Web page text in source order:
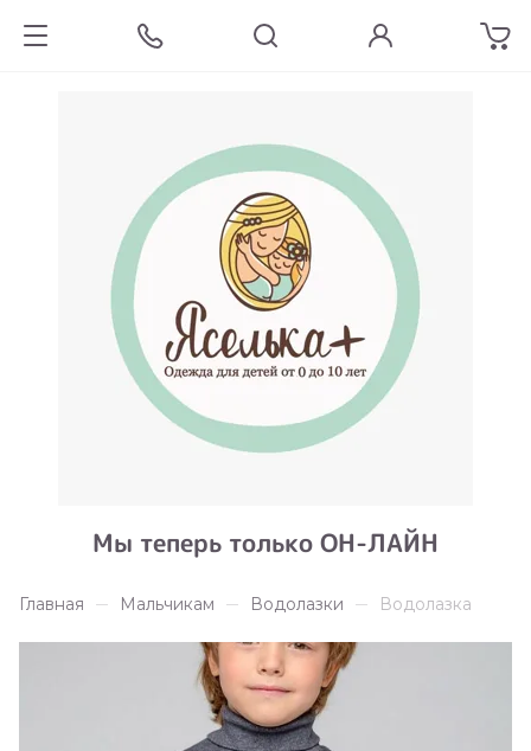
Мы теперь только ОН-ЛАЙН
Главная Мальчикам Водолазки Водолазка